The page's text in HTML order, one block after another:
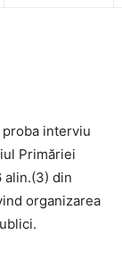
interviu
Primăriei
alin.(3) din
organizarea